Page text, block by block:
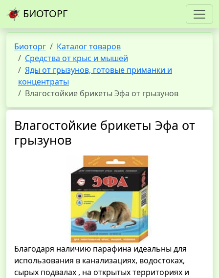
БИОТОРГ
Биоторг
Каталог товаров
Средства от крыс и мышей
Яды от грызунов, готовые приманки и
концентраты
Влагостойкие брикеты Эфа от грызунов
Влагостойкие брикеты Эфа от
грызунов
Благодаря наличию парафина идеальны для
использования в канализациях, водостоках,
сырых подвалах , на открытых территориях и